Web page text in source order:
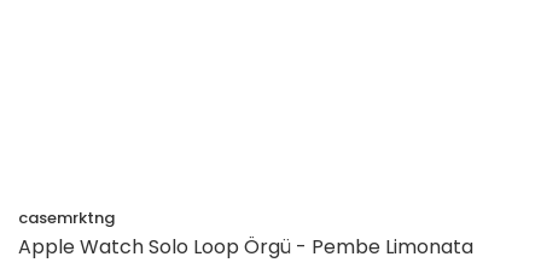
casemrktng
Apple Watch Solo Loop Örgü - Pembe Limonata